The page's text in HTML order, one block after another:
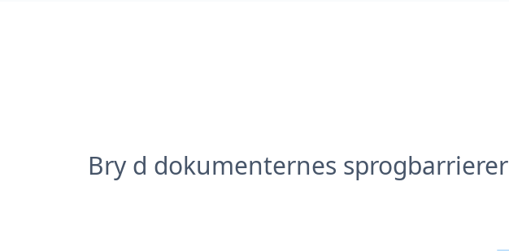
Bry d dokumenternes sprogbarrierer